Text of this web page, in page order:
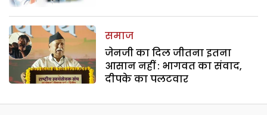
समाज
जेनजी का दिल जीतना इतना
आसान नहीं : भागवत का संवाद,
दीपके का पलटवार